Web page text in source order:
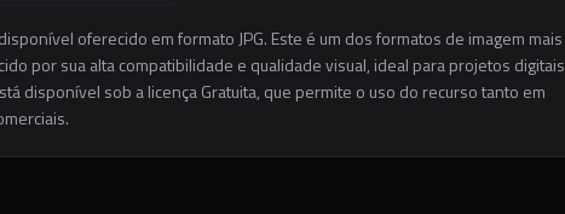
oferecido em formato JPG. Este é um dos formatos de imagem mais
por sua alta compatibilidade e qualidade visual, ideal para projetos digitais
disponível sob a licença Gratuita, que permite o uso do recurso tanto em